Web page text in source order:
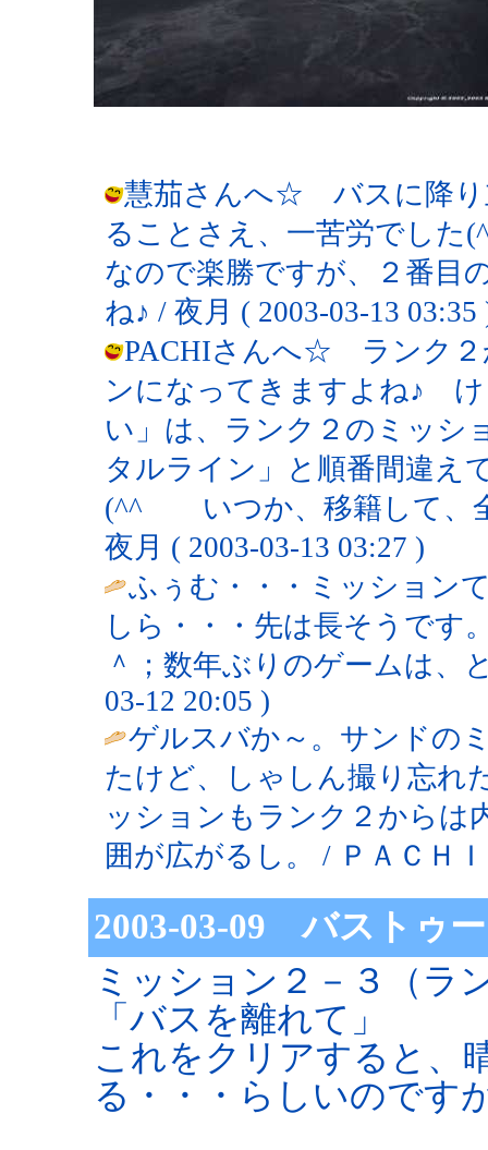
慧茄さんへ☆ バスに降り
ることさえ、一苦労でし
なので楽勝ですが、２番目
ね♪ / 夜月 ( 2003-03-13 03:35
PACHIさんへ☆ ランク２
ンになってきますよね♪ け
い」は、ランク２のミッ
タルライン」と順番間違え
(^^ゞ いつか、移籍して、
夜月 ( 2003-03-13 03:27 )
ふぅむ・・・ミッション
しら・・・先は長そうです
＾；数年ぶりのゲームは、
03-12 20:05 )
ゲルスバか～。サンドの
たけど、しゃしん撮り忘れ
ッションもランク２からは
囲が広がるし。 / ＰＡＣＨ
2003-03-09 バストゥ
ミッション２－３（ラ
「バスを離れて」
これをクリアすると、
る・・・らしいのです